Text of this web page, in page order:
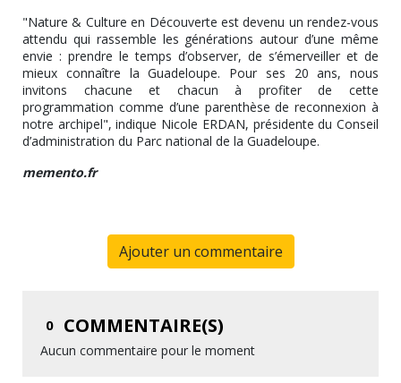
"Nature & Culture en Découverte est devenu un rendez-vous
attendu qui rassemble les générations autour d’une même
envie : prendre le temps d’observer, de s’émerveiller et de
mieux connaître la Guadeloupe. Pour ses 20 ans, nous
invitons chacune et chacun à profiter de cette
programmation comme d’une parenthèse de reconnexion à
notre archipel", indique Nicole ERDAN, présidente du Conseil
d’administration du Parc national de la Guadeloupe.
memento.fr
Ajouter un commentaire
0 COMMENTAIRE(S)
Aucun commentaire pour le moment